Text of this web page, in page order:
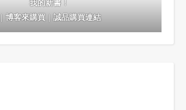
我的新書！
｜博客來購買｜誠品購買連結